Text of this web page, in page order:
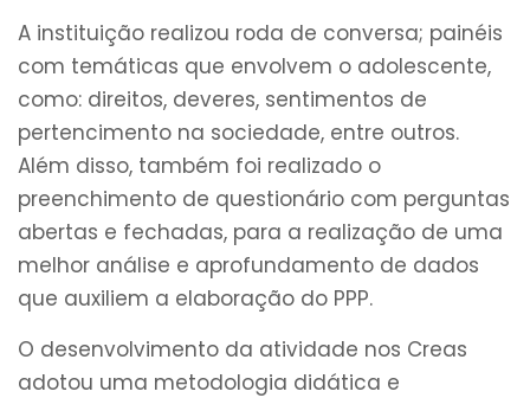
A instituição realizou roda de conversa; painéis
com temáticas que envolvem o adolescente,
como: direitos, deveres, sentimentos de
pertencimento na sociedade, entre outros.
Além disso, também foi realizado o
preenchimento de questionário com perguntas
abertas e fechadas, para a realização de uma
melhor análise e aprofundamento de dados
que auxiliem a elaboração do PPP.
O desenvolvimento da atividade nos Creas
adotou uma metodologia didática e